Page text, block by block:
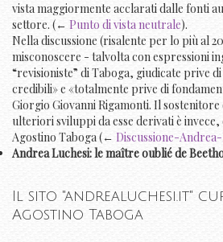
vista maggiormente acclarati dalle fonti
settore. (← Punto di vista neutrale).
Nella discussione (risalente per lo più al
misconoscere - talvolta con espressioni
“revisioniste” di Taboga, giudicate prive
credibili» e «totalmente prive di
Giorgio Giovanni Rigamonti. Il
ulteriori sviluppi da esse derivati è
Agostino Taboga (← Discussione-
Andrea Luchesi: le maître oublié de
Il sito "andrealuchesi.it"
Agostino Taboga